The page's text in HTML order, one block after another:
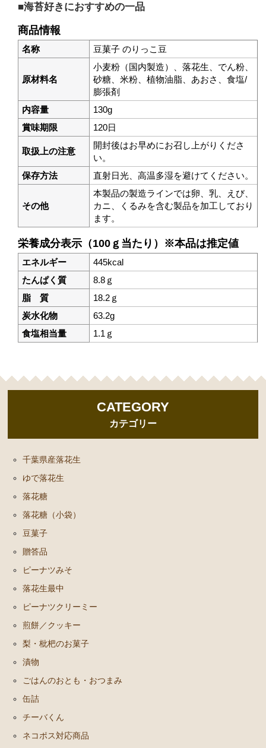
海苔好きにおすすめの一品
商品情報
名称 豆菓子 のりっこ豆
原材料名
小麦粉（国内製造）、落花生、でん粉、
砂糖、米粉、植物油脂、あおさ、食塩/
膨張剤
内容量
130g
賞味期限
120日
取扱上の注意
開封後はお早めにお召し上がりくださ
い。
保存方法
直射日光、高温多湿を避けてください。
その他
本製品の製造ラインでは卵、乳、えび、
カニ、くるみを含む製品を加工しており
ます。
栄養成分表示（100ｇ当たり）※本品は推定値
エネルギー
445kcal
たんぱく質
8.8ｇ
脂 質
18.2ｇ
炭水化物
63.2g
食塩相当量
1.1ｇ
CATEGORY
カテゴリー
千葉県産落花生
ゆで落花生
落花糖
落花糖（小袋）
豆菓子
贈答品
ピーナツみそ
落花生最中
ピーナツクリーミー
煎餅／クッキー
梨・枇杷のお菓子
漬物
ごはんのおとも・おつまみ
缶詰
チーバくん
ネコポス対応商品